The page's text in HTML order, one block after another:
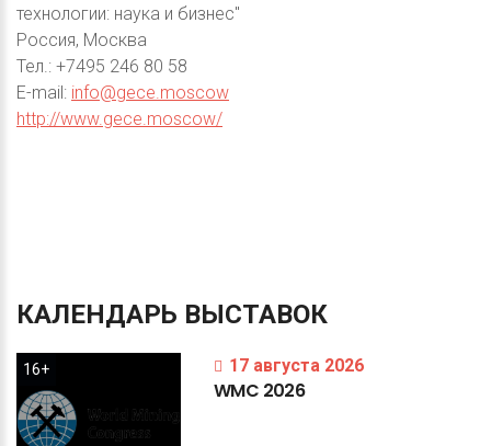
технологии: наука и бизнес"
Россия, Москва
Тел.: +7495 246 80 58
E-mail: info@gece.moscow
http://www.gece.moscow/
КАЛЕНДАРЬ ВЫСТАВОК
16+ 17 августа 2026
WMC 2026